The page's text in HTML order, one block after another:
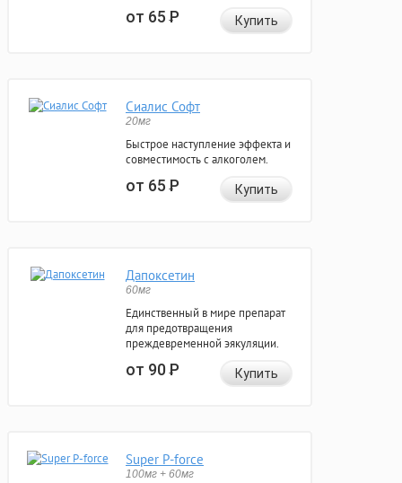
от 65Р Купить
Сиалис Софт
20мг
Быстрое наступление эффекта и
совместимость с алкоголем.
от 65Р Купить
Дапоксетин
60мг
Единственный в мире препарат
для предотвращения
преждевременной эякуляции.
от 90Р Купить
Super P-force
100мг + 60мг